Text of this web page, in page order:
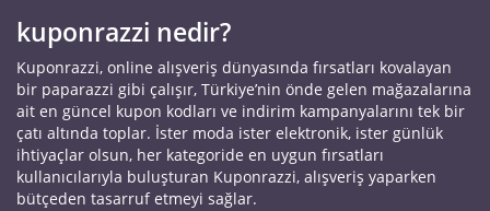
kuponrazzi nedir?
Kuponrazzi, online alışveriş dünyasında fırsatları kovalayan
bir paparazzi gibi çalışır, Türkiye’nin önde gelen mağazalarına
ait en güncel kupon kodları ve indirim kampanyalarını tek bir
çatı altında toplar. İster moda ister elektronik, ister günlük
ihtiyaçlar olsun, her kategoride en uygun fırsatları
kullanıcılarıyla buluşturan Kuponrazzi, alışveriş yaparken
bütçeden tasarruf etmeyi sağlar.